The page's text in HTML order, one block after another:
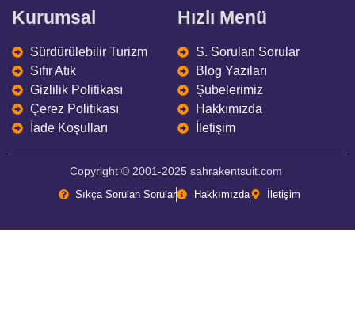
Kurumsal
Sürdürülebilir Turizm
Sıfır Atık
Gizlilik Politikası
Çerez Politikası
İade Koşulları
Hızlı Menü
S. Sorulan Sorular
Blog Yazıları
Şubelerimiz
Hakkımızda
İletişim
Copyright © 2001-2025 sahrakentsuit.com
Sıkça Sorulan Sorular Hakkımızda İletişim